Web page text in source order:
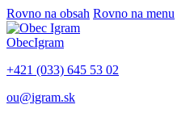
Rovno na obsah Rovno na menu
ObecIgram
+421 (033) 645 53 02
ou@igram.sk